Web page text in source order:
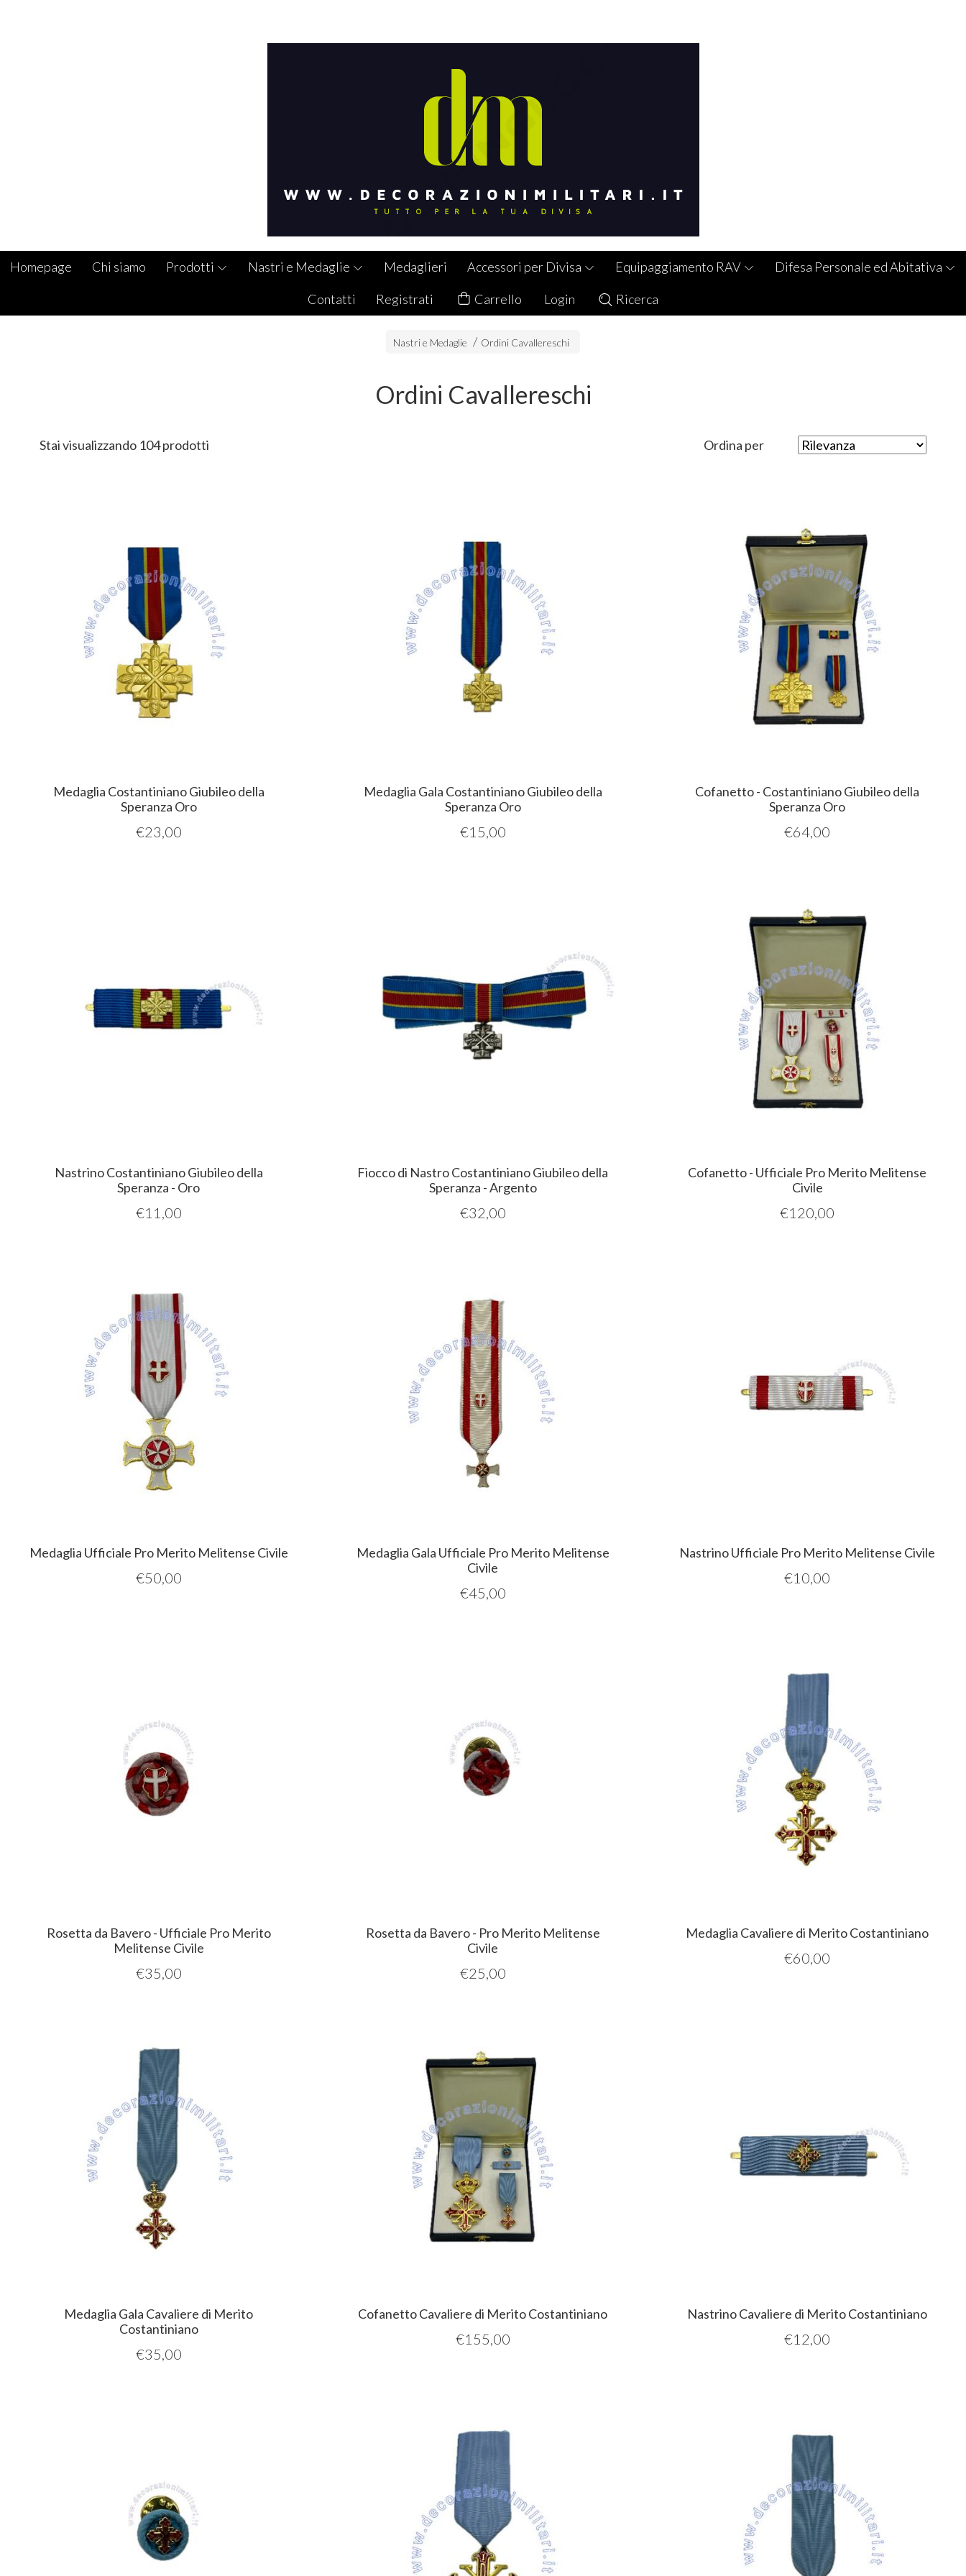
Homepage Chi siamo Prodotti Nastri e Medaglie Medaglieri Accessori per Divisa Equipaggiamento RAV Difesa Personale ed Abitativa
Contatti Registrati Carrello Login Ricerca
Nastri e Medaglie Ordini Cavallereschi
Ordini Cavallereschi
Stai visualizzando 104 prodotti Ordina per
Medaglia Costantiniano Giubileo della
Speranza Oro
€23,00
Medaglia Gala Costantiniano Giubileo della
Speranza Oro
€15,00
Cofanetto - Costantiniano Giubileo della
Speranza Oro
€64,00
Nastrino Costantiniano Giubileo della
Speranza - Oro
€11,00
Fiocco di Nastro Costantiniano Giubileo della
Speranza - Argento
€32,00
Cofanetto - Ufficiale Pro Merito Melitense
Civile
€120,00
Medaglia Ufficiale Pro Merito Melitense Civile
€50,00
Medaglia Gala Ufficiale Pro Merito Melitense
Civile
€45,00
Nastrino Ufficiale Pro Merito Melitense Civile
€10,00
Rosetta da Bavero - Ufficiale Pro Merito
Melitense Civile
€35,00
Rosetta da Bavero - Pro Merito Melitense
Civile
€25,00
Medaglia Cavaliere di Merito Costantiniano
€60,00
Medaglia Gala Cavaliere di Merito
Costantiniano
€35,00
Cofanetto Cavaliere di Merito Costantiniano
€155,00
Nastrino Cavaliere di Merito Costantiniano
€12,00